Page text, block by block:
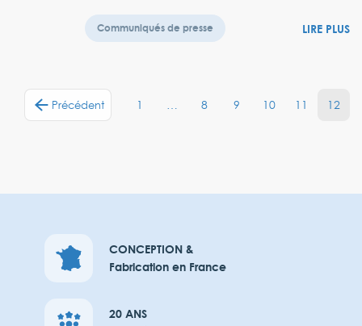
Communiqués de presse LIRE PLUS
Précédent 1 … 8 9 10 11 12
CONCEPTION &
Fabrication en France
20 ANS